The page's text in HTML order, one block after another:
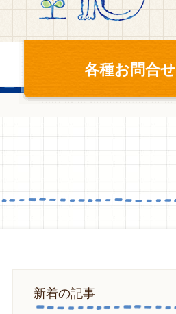
各種お問合せ
新着の記事